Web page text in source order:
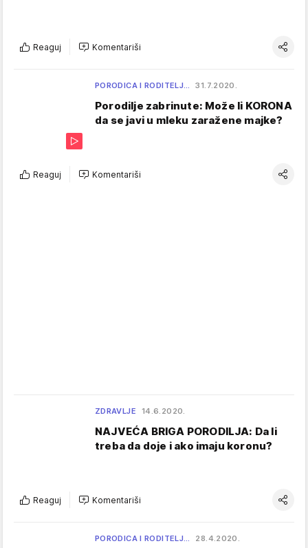
Reaguj Komentariši
PORODICA I RODITELJ… 31.7.2020.
Porodilje zabrinute: Može li KORONA
da se javi u mleku zaražene majke?
Reaguj Komentariši
ZDRAVLJE 14.6.2020.
NAJVEĆA BRIGA PORODILJA: Da li
treba da doje i ako imaju koronu?
Reaguj Komentariši
PORODICA I RODITELJ… 28.4.2020.